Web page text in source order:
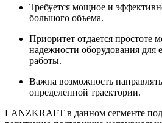
Требуется мощное и
большого объема.
Приоритет отдается простоте
надежности оборудования для
работы.
Важна возможность
определенной траектории.
LANZKRAFT в данном сегменте